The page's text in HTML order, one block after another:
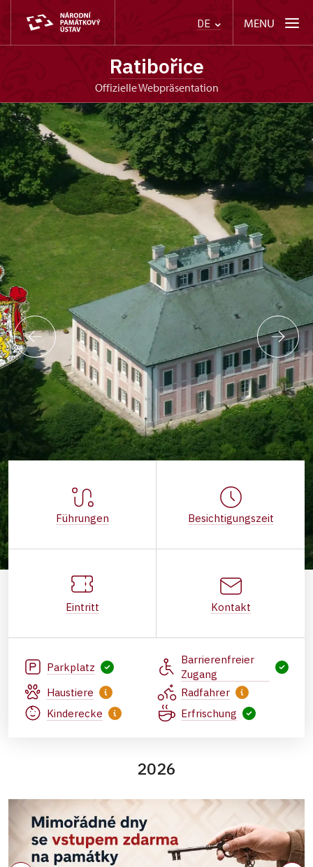
DE MENU
Ratibořice
offizielle Webpräsentation
Führungen Besichtigungszeit
Eintritt Kontakt
Parkplatz
Barrierenfreier
Zugang
Haustiere
Radfahrer
Kinderecke
Erfrischung
2026